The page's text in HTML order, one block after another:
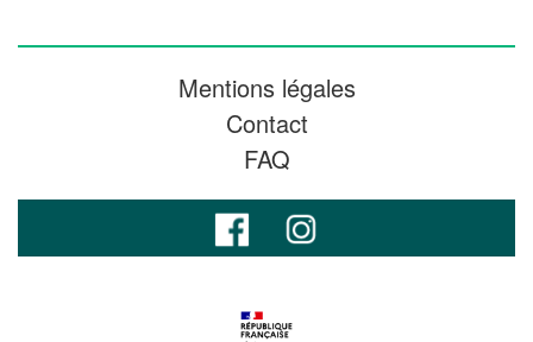
Mentions légales
Contact
FAQ